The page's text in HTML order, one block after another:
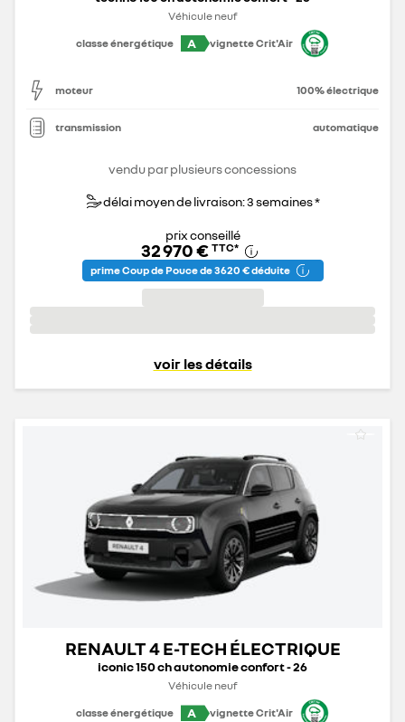
Véhicule neuf
classe énergétique
A vignette Crit'Air
moteur 100% électrique
transmission automatique
vendu par plusieurs concessions
délai moyen de livraison: 3 semaines *
prix conseillé
32 970 € TTC*
prime Coup de Pouce de 3 620 € déduite
voir les détails
RENAULT 4 E-TECH ÉLECTRIQUE
iconic 150 ch autonomie confort - 26
Véhicule neuf
classe énergétique
A vignette Crit'Air